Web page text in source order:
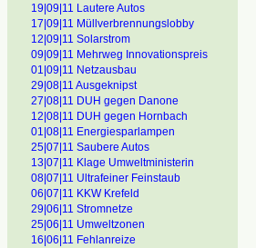
19|09|11 Lautere Autos
17|09|11 Müllverbrennungslobby
12|09|11 Solarstrom
09|09|11 Mehrweg Innovationspreis
01|09|11 Netzausbau
29|08|11 Ausgeknipst
27|08|11 DUH gegen Danone
12|08|11 DUH gegen Hornbach
01|08|11 Energiesparlampen
25|07|11 Saubere Autos
13|07|11 Klage Umweltministerin
08|07|11 Ultrafeiner Feinstaub
06|07|11 KKW Krefeld
29|06|11 Stromnetze
25|06|11 Umweltzonen
16|06|11 Fehlanreize